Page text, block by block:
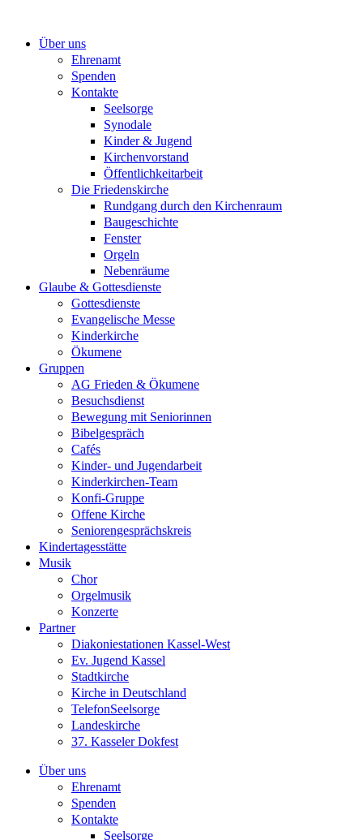
springenÜber uns
Ehrenamt
Spenden
Kontakte
Seelsorge
Synodale
Kinder & Jugend
Kirchenvorstand
Öffentlichkeitarbeit
Die Friedenskirche
Rundgang durch den Kirchenraum
Baugeschichte
Fenster
Orgeln
Nebenräume
Glaube & Gottesdienste
Gottesdienste
Evangelische Messe
Kinderkirche
Ökumene
Gruppen
AG Frieden & Ökumene
Besuchsdienst
Bewegung mit Seniorinnen
Bibelgespräch
Cafés
Kinder- und Jugendarbeit
Kinderkirchen-Team
Konfi-Gruppe
Offene Kirche
Seniorengesprächskreis
Kindertagesstätte
Musik
Chor
Orgelmusik
Konzerte
Partner
Diakoniestationen Kassel-West
Ev. Jugend Kassel
Stadtkirche
Kirche in Deutschland
TelefonSeelsorge
Landeskirche
37. Kasseler Dokfest
Über uns
Ehrenamt
Spenden
Kontakte
Seelsorge